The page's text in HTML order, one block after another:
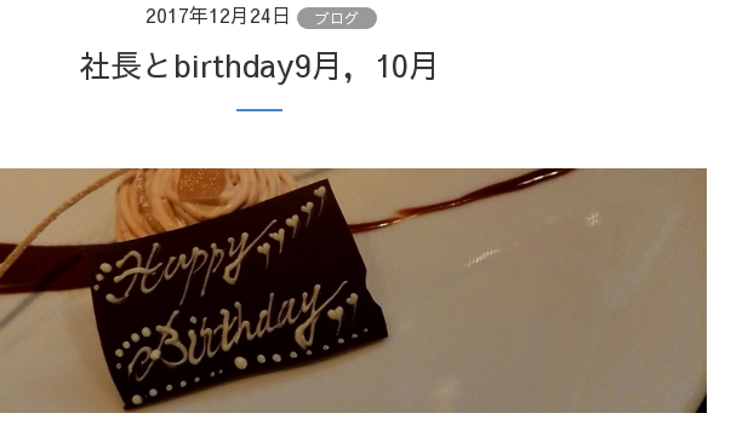
2017年12月24日 ブログ
社長とbirthday9月，10月